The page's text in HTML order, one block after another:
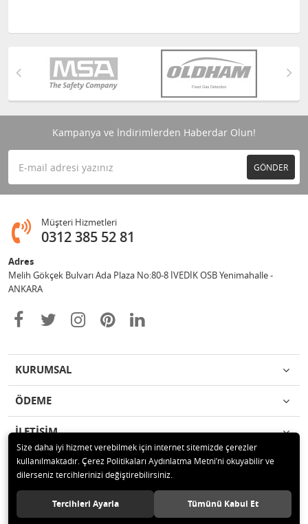
Kampanya ve İndirimlerden Haberdar Olun!
GÖNDER
Müşteri Hizmetleri
0312 385 52 81
Adres
Melih Gökçek Bulvarı Ada Plaza No:80-8 İVEDİK OSB Yenimahalle -
ANKARA
KURUMSAL
ÖDEME
İLETİŞİM
© 2020 ESA ÖLÇÜM VE TEST CİHAZLARI ELEKTRONİK SAN TİC LTD ŞTİ
Tüm hakları saklıdır.
Size daha iyi hizmet verebilmek için internet sitemizde çerezler
kullanılmaktadır. Çerez Politikaları Aydınlatma Metni’ni okuyabilir ve
dilerseniz tercihlerinizi değiştirebilirsiniz.
Tercihleri Ayarla Tümünü Kabul Et